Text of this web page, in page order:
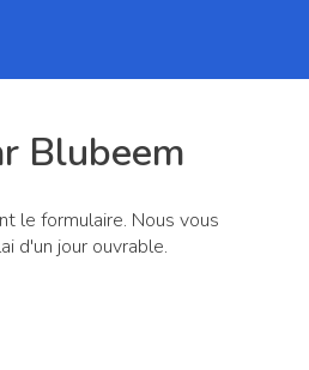
Blubeem
le formulaire. Nous vous
d'un jour ouvrable.